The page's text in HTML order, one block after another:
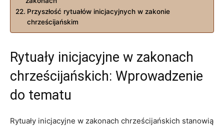
Przyszłość rytuałów inicjacyjnych w zakonie
chrześcijańskim
Rytuały inicjacyjne w zakonach
chrześcijańskich: Wprowadzenie
do tematu
Rytuały inicjacyjne w zakonach chrześcijańskich stanowią